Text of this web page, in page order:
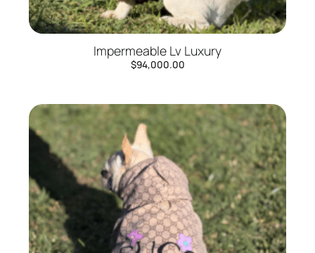
Impermeable Lv Luxury
$94,000.00